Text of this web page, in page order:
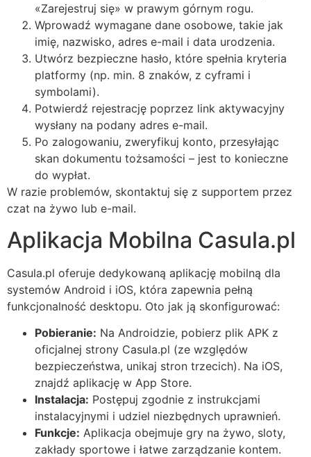
«Zarejestruj się» w prawym górnym rogu.
Wprowadź wymagane dane osobowe, takie jak
imię, nazwisko, adres e-mail i data urodzenia.
Utwórz bezpieczne hasło, które spełnia kryteria
platformy (np. min. 8 znaków, z cyframi i
symbolami).
Potwierdź rejestrację poprzez link aktywacyjny
wysłany na podany adres e-mail.
Po zalogowaniu, zweryfikuj konto, przesyłając
skan dokumentu tożsamości – jest to konieczne
do wypłat.
W razie problemów, skontaktuj się z supportem przez
czat na żywo lub e-mail.
Aplikacja Mobilna Casula.pl
Casula.pl oferuje dedykowaną aplikację mobilną dla
systemów Android i iOS, która zapewnia pełną
funkcjonalność desktopu. Oto jak ją skonfigurować:
Pobieranie: Na Androidzie, pobierz plik APK z
oficjalnej strony Casula.pl (ze względów
bezpieczeństwa, unikaj stron trzecich). Na iOS,
znajdź aplikację w App Store.
Instalacja: Postępuj zgodnie z instrukcjami
instalacyjnymi i udziel niezbędnych uprawnień.
Funkcje: Aplikacja obejmuje gry na żywo, sloty,
zakłady sportowe i łatwe zarządzanie kontem.